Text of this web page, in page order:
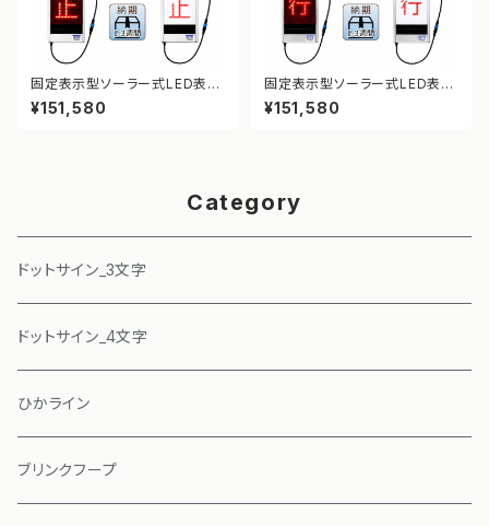
固定表示型ソーラー式LED表示
板 ドットサイン【逆走禁止】【NE
TIS登録】
¥151,580
固定表示型ソーラー式LED表示
板 ドットサイン【片側通行】【NE
TIS登録】
¥151,580
Category
ドットサイン_3文字
ドットサイン_4文字
ひかライン
ブリンクフープ